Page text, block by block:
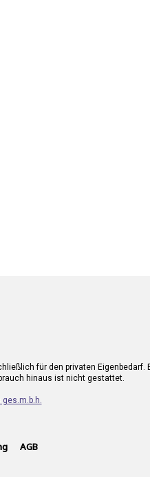
für den privaten Eigenbedarf.
hinaus ist nicht gestattet.
AGB